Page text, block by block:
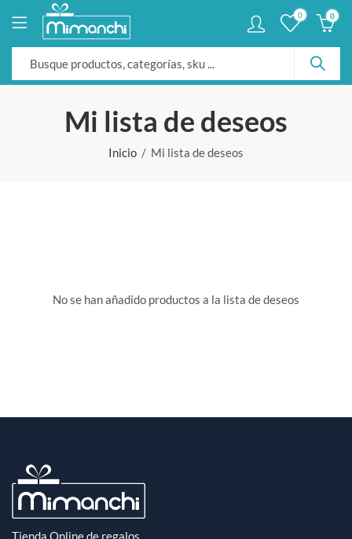
0 0
Mi lista de deseos
Inicio Mi lista de deseos
No se han añadido productos a la lista de deseos
Tienda Online de regalos